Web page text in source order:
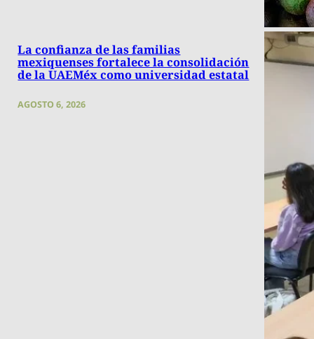
La confianza de las familias
mexiquenses fortalece la consolidación
de la UAEMéx como universidad estatal
AGOSTO 6, 2026